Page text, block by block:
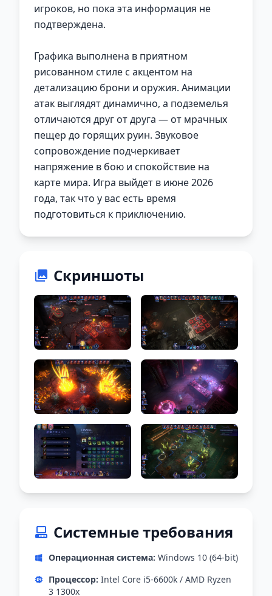
игроков, но пока эта информация не
подтверждена.
Графика выполнена в приятном
рисованном стиле с акцентом на
детализацию брони и оружия. Анимации
атак выглядят динамично, а подземелья
отличаются друг от друга — от мрачных
пещер до горящих руин. Звуковое
сопровождение подчеркивает
напряжение в бою и спокойствие на
карте мира. Игра выйдет в июне 2026
года, так что у вас есть время
подготовиться к приключению.
Скриншоты
Системные требования
Операционная система: Windows 10 (64-bit)
Процессор: Intel Core i5-6600k / AMD Ryzen
3 1300x